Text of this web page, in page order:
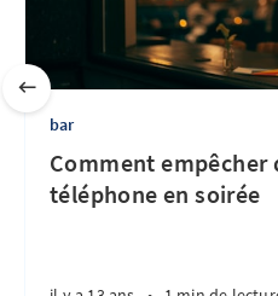
bar
Comment
téléphone en soirée